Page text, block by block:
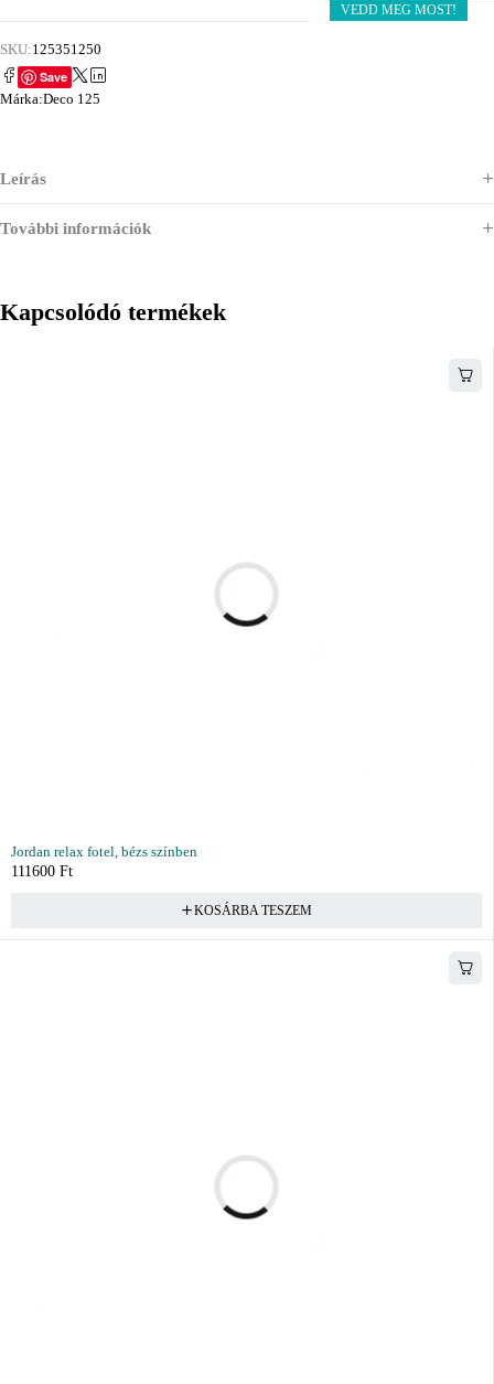
VEDD MEG MOST!
SKU:125351250
Save
Márka:Deco 125
Leírás
További információk
Kapcsolódó termékek
Jordan relax fotel, bézs színben
111600 Ft
KOSÁRBA TESZEM